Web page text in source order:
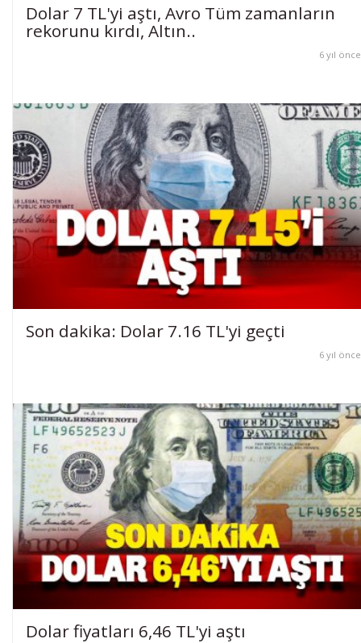
Dolar 7 TL'yi aştı, Avro Tüm zamanların
rekorunu kırdı, Altın..
6 yıl önce
Son dakika: Dolar 7.16 TL'yi geçti
6 yıl önce
Dolar fiyatları 6,46 TL'yi aştı